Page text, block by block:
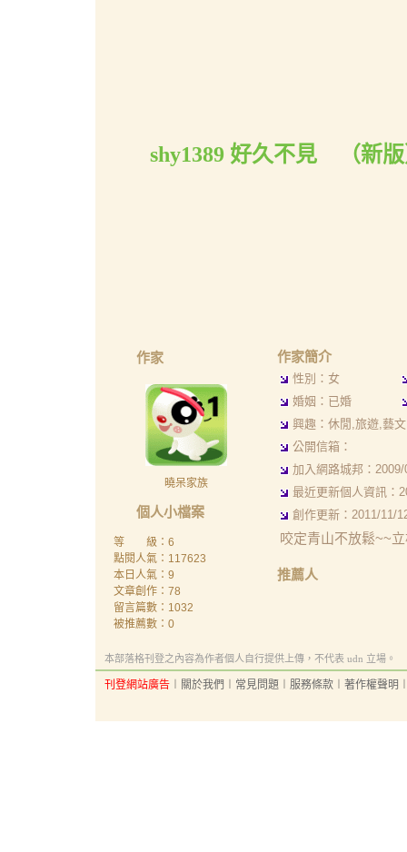
shy1389 好久不見 （新版
作家
曉呆家族
個人小檔案
等 級：6
點閱人氣：117623
本日人氣：9
文章創作：78
留言篇數：1032
被推薦數： 0
作家簡介
性別：女
婚姻：已婚
興趣：休閒,旅遊,藝
公開信箱：
加入網路城邦：
最近更新個人資訊：
創作更新：2011/11/
咬定青山不放鬆~~
推薦人
本部落格刊登之內容為作者個人自行提供上傳，不代表 udn 立場。
刊登網站廣告 關於我們 常見問題 服務條款 著作權聲明